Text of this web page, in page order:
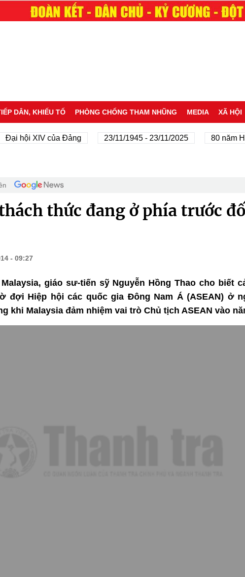
DÂN, KHIẾU TỐ PHÒNG CHỐNG THAM NHŨNG MEDIA XÃ HỘI
hội XIV của Đảng 23/11/1945 - 23/11/2025 80 năm
thức đang ở phía trước
- 09:27
giáo sư-tiến sỹ Nguyễn Hồng Thao cho biết
đợi Hiệp hội các quốc gia Đông Nam Á (ASEAN) ở
khi Malaysia đảm nhiệm vai trò Chủ tịch ASEAN vào